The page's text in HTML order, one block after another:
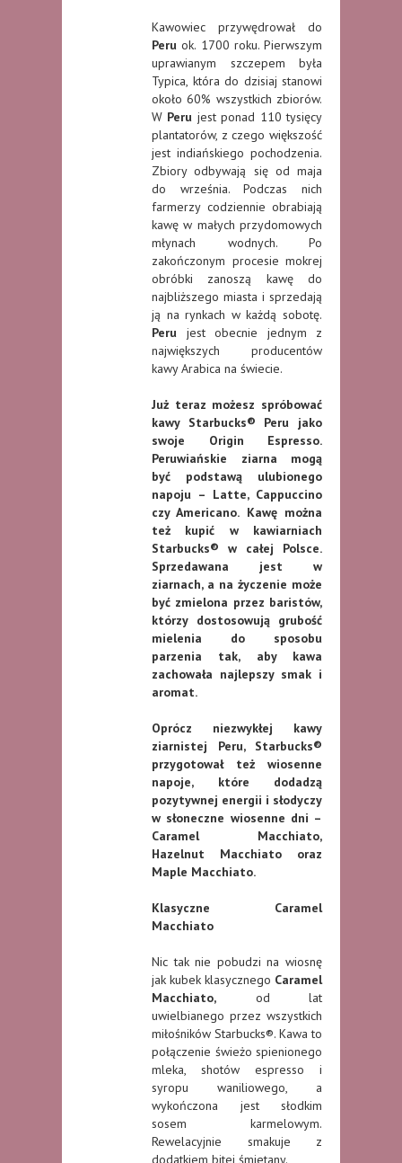
Kawowiec przywędrował do
Peru ok. 1700 roku. Pierwszym
uprawianym szczepem była
Typica, która do dzisiaj stanowi
około 60% wszystkich zbiorów.
W Peru jest ponad 110 tysięcy
plantatorów, z czego większość
jest indiańskiego pochodzenia.
Zbiory odbywają się od maja
do września. Podczas nich
farmerzy codziennie obrabiają
kawę w małych przydomowych
młynach wodnych. Po
zakończonym procesie mokrej
obróbki zanoszą kawę do
najbliższego miasta i sprzedają
ją na rynkach w każdą sobotę.
Peru jest obecnie jednym z
największych producentów
kawy Arabica na świecie.
Już teraz możesz spróbować
kawy Starbucks® Peru jako
swoje Origin Espresso.
Peruwiańskie ziarna mogą
być podstawą ulubionego
napoju – Latte, Cappuccino
czy Americano. Kawę można
też kupić w kawiarniach
Starbucks® w całej Polsce.
Sprzedawana jest w
ziarnach, a na życzenie może
być zmielona przez baristów,
którzy dostosowują grubość
mielenia do sposobu
parzenia tak, aby kawa
zachowała najlepszy smak i
aromat.
Oprócz niezwykłej kawy
ziarnistej Peru, Starbucks®
przygotował też wiosenne
napoje, które dodadzą
pozytywnej energii i słodyczy
w słoneczne wiosenne dni –
Caramel Macchiato,
Hazelnut Macchiato oraz
Maple Macchiato.
Klasyczne Caramel
Macchiato
Nic tak nie pobudzi na wiosnę
jak kubek klasycznego Caramel
Macchiato, od lat
uwielbianego przez wszystkich
miłośników Starbucks®. Kawa to
połączenie świeżo spienionego
mleka, shotów espresso i
syropu waniliowego, a
wykończona jest słodkim
sosem karmelowym.
Rewelacyjnie smakuje z
dodatkiem bitej śmietany.